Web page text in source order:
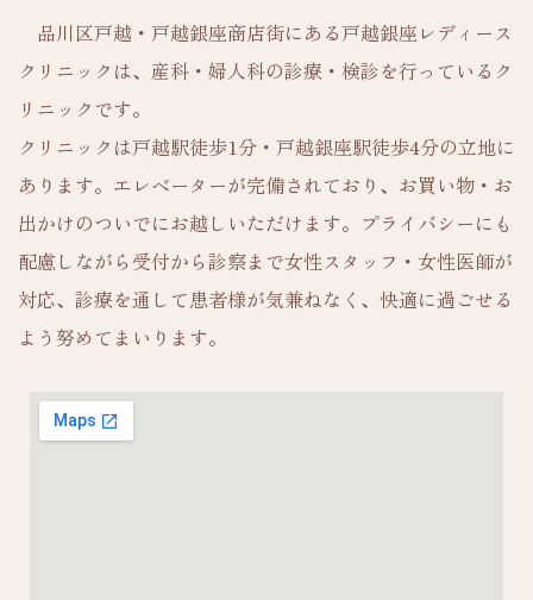
品川区戸越・戸越銀座商店街にある戸越銀座レディース
クリニックは、産科・婦人科の診療・検診を行っているク
リニックです。
クリニックは戸越駅徒歩1分・戸越銀座駅徒歩4分の立地に
あります。エレベーターが完備されており、お買い物・お
出かけのついでにお越しいただけます。プライバシーにも
配慮しながら受付から診察まで女性スタッフ・女性医師が
対応、診療を通して患者様が気兼ねなく、快適に過ごせる
よう努めてまいります。